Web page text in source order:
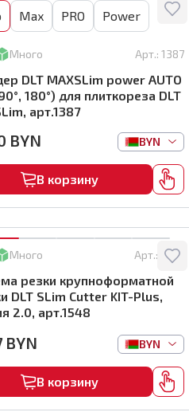
Max PRO Power
Много Арт.: 1387
DLT MAXSLim power AUTO
180°) для плиткореза DLT
арт.1387
BYN BYN
В корзину
Много Арт.: 1548
резки крупноформатной
DLT SLim Cutter KIT-Plus,
2.0, арт.1548
BYN BYN
В корзину